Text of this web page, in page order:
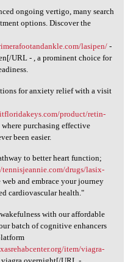
ongoing
ongoing vertigo, many search
options. Discover the
lasipen/-
URL - , a prominent choice for
for anxiety relief with a visit
product/retin-
where purchasing effective
been easier.
to better heart function;
drugs/lasix-
and embrace your journey
cardiovascular health."
with our affordable
batch of cognitive enhancers
item/viagra-